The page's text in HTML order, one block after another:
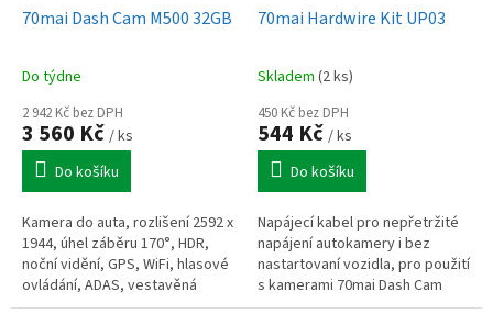
70mai Dash Cam M500 32GB
Do týdne
2 942 Kč bez DPH
3 560 Kč / ks
Do košíku
Kamera do auta, rozlišení 2592 x
1944, úhel záběru 170°, HDR,
noční vidění, GPS, WiFi, hlasové
ovládání, ADAS, vestavěná
paměť 32 GB
70mai Hardwire Kit UP03
Skladem (2 ks)
450 Kč bez DPH
544 Kč / ks
Do košíku
Napájecí kabel pro nepřetržité
napájení autokamery i bez
nastartovaní vozidla, pro použití
s kamerami 70mai Dash Cam
A810/M500/Omni